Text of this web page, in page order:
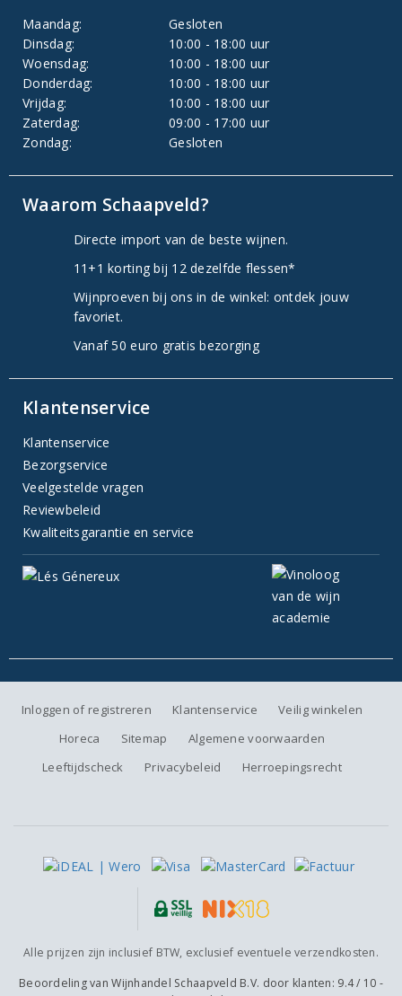
Maandag:
Gesloten
Dinsdag:
10:00 - 18:00 uur
Woensdag:
10:00 - 18:00 uur
Donderdag:
10:00 - 18:00 uur
Vrijdag:
10:00 - 18:00 uur
Zaterdag:
09:00 - 17:00 uur
Zondag:
Gesloten
Waarom Schaapveld?
Directe import van de beste wijnen.
11+1 korting bij 12 dezelfde flessen*
Wijnproeven bij ons in de winkel: ontdek jouw
favoriet.
Vanaf 50 euro gratis bezorging
Klantenservice
Klantenservice
Bezorgservice
Veelgestelde vragen
Reviewbeleid
Kwaliteitsgarantie en service
Inloggen of registreren Klantenservice
Veilig winkelen
Horeca
Sitemap
Algemene voorwaarden
Leeftijdscheck
Privacybeleid Herroepingsrecht
Alle prijzen zijn inclusief BTW, exclusief eventuele verzendkosten.
Beoordeling vanWijnhandel Schaapveld B.V. door klanten: 9.4/ 10 -